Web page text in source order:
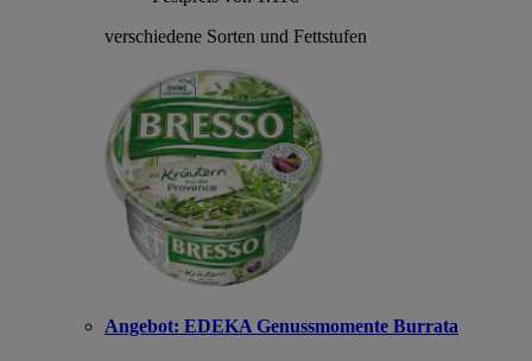
verschiedene Sorten und Fettstufen
Angebot: EDEKA Genussmomente Burrata